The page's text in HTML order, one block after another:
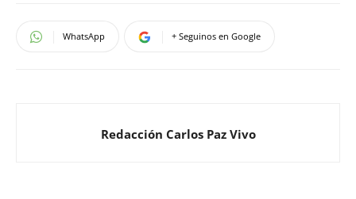
WhatsApp + Seguinos en Google
Redacción Carlos Paz Vivo